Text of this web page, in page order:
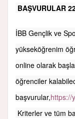
BAŞVURULAR
İBB Gençlik ve
yükseköğrenim
online olarak
öğrenciler
başvurular,https://
Kriterler ve tüm